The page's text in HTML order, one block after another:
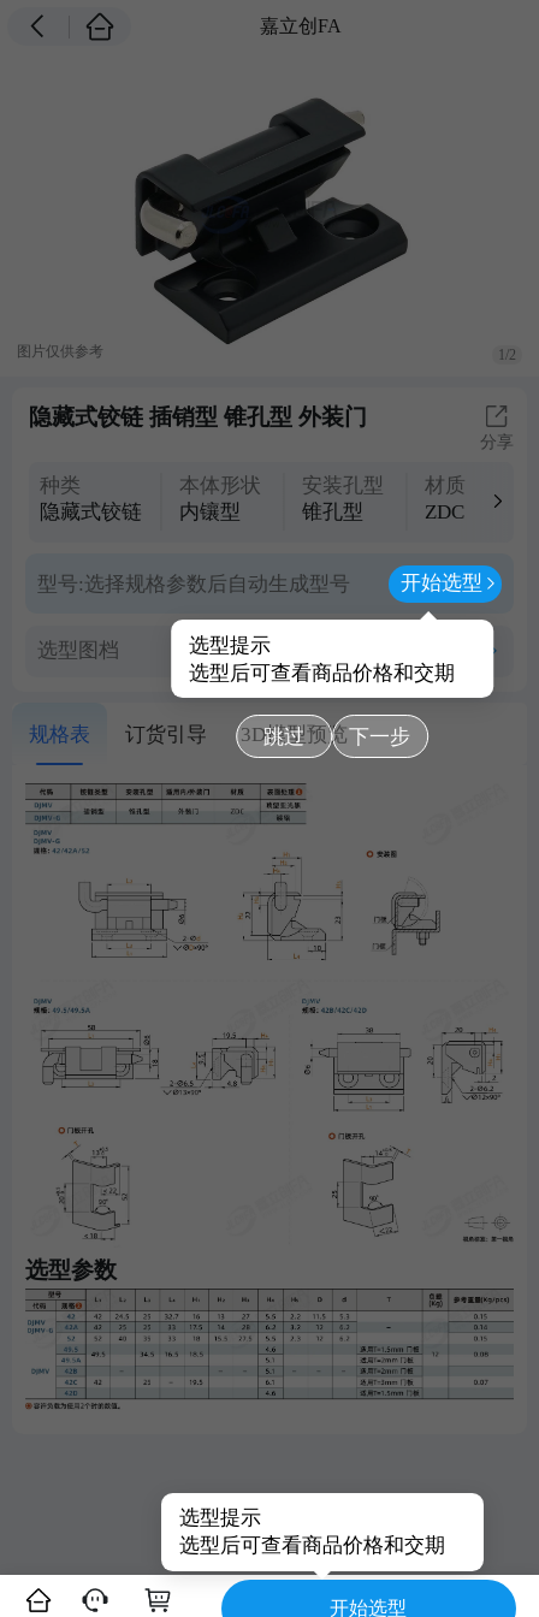
嘉立创FA
图片仅供参考 1/2
隐藏式铰链 插销型 锥孔型 外装门
分享
种类
隐藏式铰链
本体形状
内镶型
安装孔型
锥孔型
材质
ZDC
型号:选择规格参数后自动生成型号 开始选型
选型提示
选型后可查看商品价格和交期
跳过 下一步
选型图档
规格表 订货引导 3D模型预览
选型参数
选型提示
选型后可查看商品价格和交期
开始选型